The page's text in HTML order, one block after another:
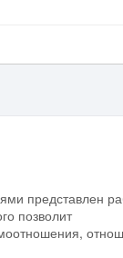
представлен
позволит